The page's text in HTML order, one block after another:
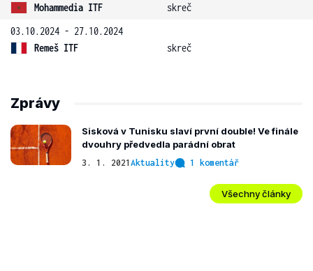
Mohammedia ITF
skreč
03.10.2024 - 27.10.2024
Remeš ITF
skreč
Zprávy
Sisková v Tunisku slaví první double! Ve finále
dvouhry předvedla parádní obrat
3. 1. 2021Aktuality 1 komentář
Všechny články